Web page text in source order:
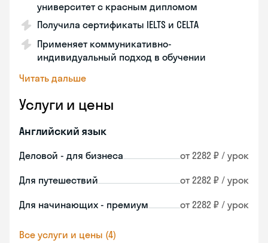
университет с красным дипломом
Получила сертификаты IELTS и CELTA
Применяет коммуникативно-
индивидуальный подход в обучении
Читать дальше
Услуги и цены
Английский язык
Деловой - для бизнеса от 2282 ₽ / урок
Для путешествий от 2282 ₽ / урок
Для начинающих - премиум от 2282 ₽ / урок
Все услуги и цены (4)